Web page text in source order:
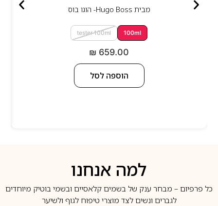
מבית Hugo Boss- הוגו בוס
100ml
tester 100ml
₪ 659.00
הוספה לסל
למה אנחנו
כל פרפיום – מבחר ענק של בשמים קלאסיים ובשמי בוטיק מיוחדים
לגברים ונשים לצד מוצרי טיפוח לגוף ולשיער